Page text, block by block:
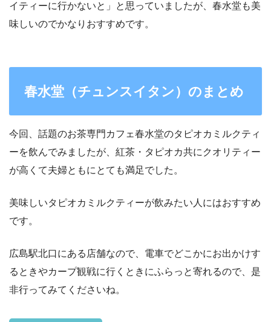
イティーに行かないと」と思っていましたが、春水堂も美
味しいのでかなりおすすめです。
春水堂（チュンスイタン）のまとめ
今回、話題のお茶専門カフェ春水堂のタピオカミルクティ
ーを飲んでみましたが、紅茶・タピオカ共にクオリティー
が高くて夫婦ともにとても満足でした。
美味しいタピオカミルクティーが飲みたい人にはおすすめ
です。
広島駅北口にある店舗なので、電車でどこかにお出かけす
るときやカープ観戦に行くときにふらっと寄れるので、是
非行ってみてくださいね。